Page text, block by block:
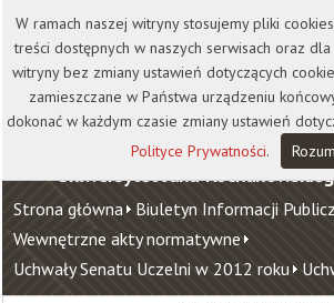
Kontakt Biblioteka
Wirtualna Uczelnia
Uniwersytet Jana
Strona główna Biuletyn Informacji
Wewnętrzne akty normatywne
Uchwały Senatu Uczelni w 2012 roku
W ramach naszej witryny stosujemy pliki
treści dostępnych w naszych serwisach oraz
witryny bez zmiany ustawień dotyczących
zamieszczane w Państwa urządzeniu
dokonać w każdym czasie zmiany ustawień
Polityce Prywatności.